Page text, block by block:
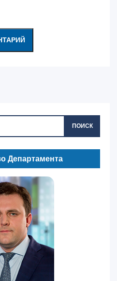
ПОИСК
Департамента